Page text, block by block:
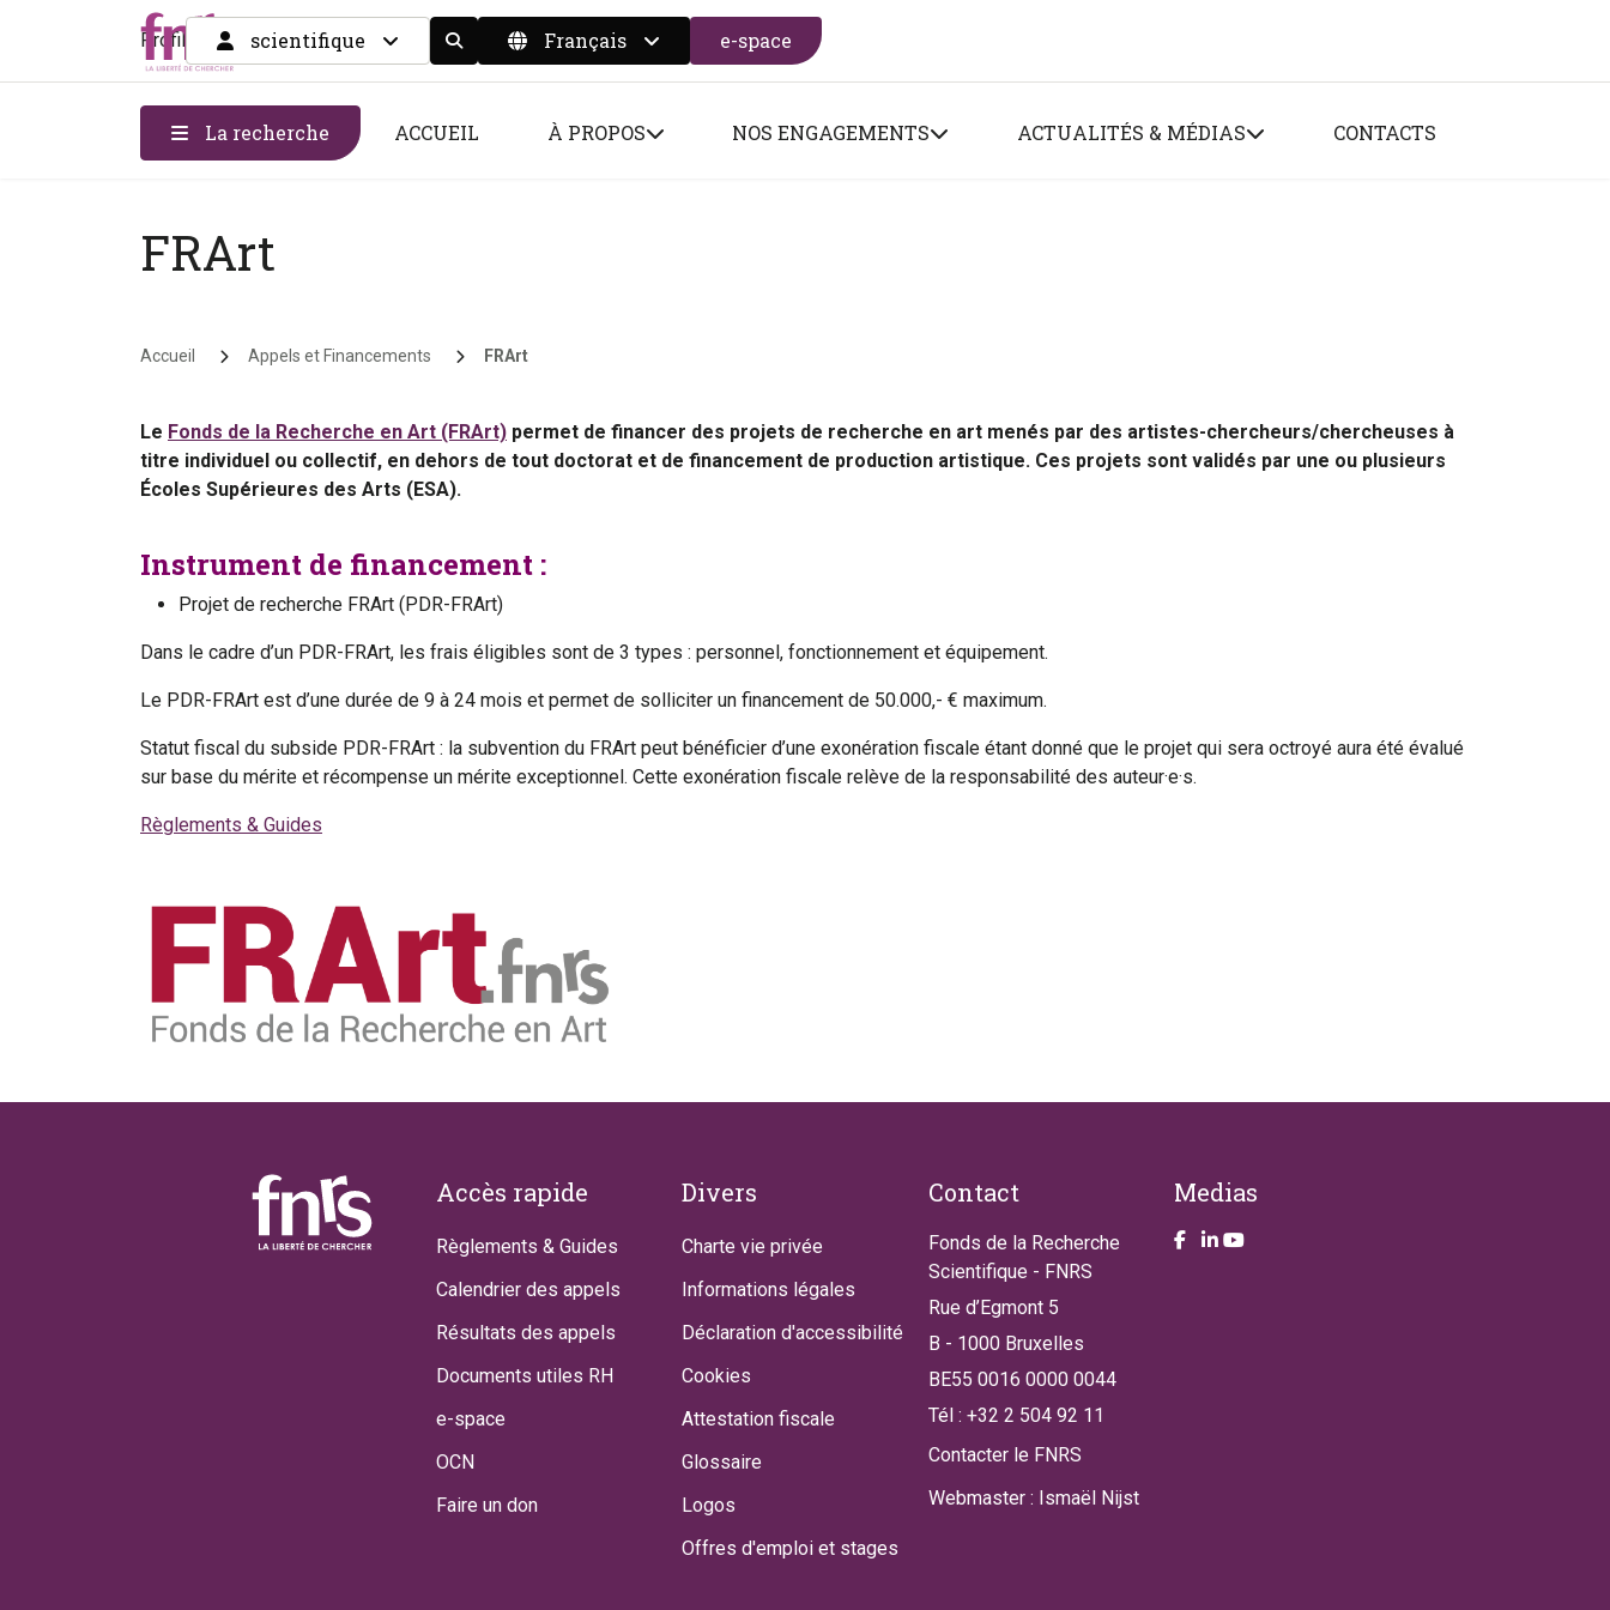
Profil scientifique Display the search form
Français e-space
La recherche ACCUEIL À PROPOS NOS ENGAGEMENTS ACTUALITÉS & MÉDIAS CONTACTS
FRArt
Fil d'Ariane
Accueil Appels et Financements FRArt
Le Fonds de la Recherche en Art (FRArt) permet de financer des projets de recherche en art menés par des artistes-chercheurs/chercheuses à
titre individuel ou collectif, en dehors de tout doctorat et de financement de production artistique. Ces projets sont validés par une ou plusieurs
Écoles Supérieures des Arts (ESA).
Instrument de financement :
Projet de recherche FRArt (PDR-FRArt)
Dans le cadre d’un PDR-FRArt, les frais éligibles sont de 3 types : personnel, fonctionnement et équipement.
Le PDR-FRArt est d’une durée de 9 à 24 mois et permet de solliciter un financement de 50.000,- € maximum.
Statut fiscal du subside PDR-FRArt : la subvention du FRArt peut bénéficier d’une exonération fiscale étant donné que le projet qui sera octroyé aura été évalué
sur base du mérite et récompense un mérite exceptionnel. Cette exonération fiscale relève de la responsabilité des auteur·e·s.
Règlements & Guides
Footer
Accès rapide
Règlements & Guides
Calendrier des appels
Résultats des appels
Documents utiles RH
e-space
OCN
Faire un don
Divers
Charte vie privée
Informations légales
Déclaration d'accessibilité
Cookies
Attestation fiscale
Glossaire
Logos
Offres d'emploi et stages
Contact
Fonds de la Recherche
Scientifique - FNRS
Rue d’Egmont 5
B - 1000 Bruxelles
BE55 0016 0000 0044
Tél : +32 2 504 92 11
Contacter le FNRS
Webmaster : Ismaël Nijst
Medias
Take a look on our facebook page
Take a look on our LinkendIn page